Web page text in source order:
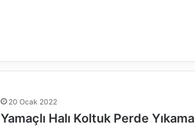
20 Ocak 2022
Yamaçlı Halı Koltuk Perde Yıkama